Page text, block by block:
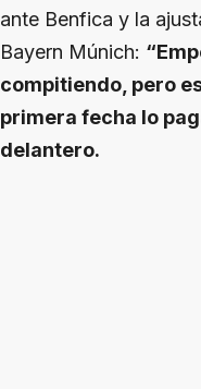
ante Benfica y la
Bayern Múnich:
compitiendo, pero
primera fecha lo
delantero.